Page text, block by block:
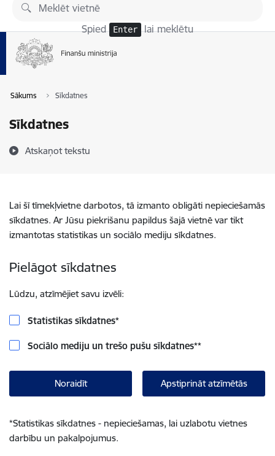
Pāriet uz lapas saturu
Spied Enter lai meklētu
Sākums Sīkdatnes
Sīkdatnes
Atskaņot tekstu
Lai šī tīmekļvietne darbotos, tā izmanto obligāti nepieciešamās
sīkdatnes. Ar Jūsu piekrišanu papildus šajā vietnē var tikt
izmantotas statistikas un sociālo mediju sīkdatnes.
Pielāgot sīkdatnes
Lūdzu, atzīmējiet savu izvēli:
Statistikas sīkdatnes*
Sociālo mediju un trešo pušu sīkdatnes**
Noraidīt Apstiprināt atzīmētās
*Statistikas sīkdatnes - nepieciešamas, lai uzlabotu vietnes
darbību un pakalpojumus.